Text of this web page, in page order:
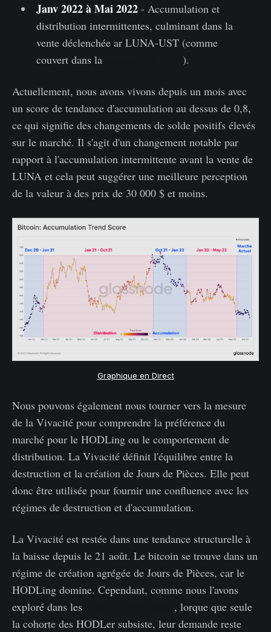
Janv 2022 à Mai 2022- Accumulation et
distribution intermittentes, culminant dans la
vente déclenchée ar LUNA-UST (comme
couvert dans la
).
Actuellement, nous avons vivons depuis un mois avec
un score de tendance d'accumulation au dessus de 0,8,
ce qui signifie des changements de solde positifs élevés
sur le marché. Il s'agit d'un changement notable par
rapport à l'accumulation intermittente avant la vente de
LUNA et cela peut suggérer une meilleure perception
de la valeur à des prix de 30 000 $ et moins.
Graphique en Direct
Nous pouvons également nous tourner vers la mesure
de la Vivacité pour comprendre la préférence du
marché pour le HODLing ou le comportement de
distribution. La Vivacité définit l'équilibre entre la
destruction et la création de Jours de Pièces. Elle peut
donc être utilisée pour fournir une confluence avec les
régimes de destruction et d'accumulation.
La Vivacité est restée dans une tendance structurelle à
la baisse depuis le 21 août. Le bitcoin se trouve dans un
régime de création agrégée de Jours de Pièces, car le
HODLing domine. Cependant, comme nous l'avons
exploré dans les
, lorque que seule
la cohorte des HODLer subsiste, leur demande reste